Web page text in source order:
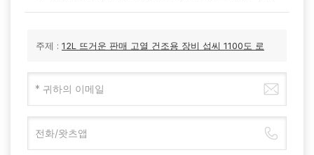
주제 : 12L 뜨거운 판매 고열 건조용 장비 섭씨 1100도 로